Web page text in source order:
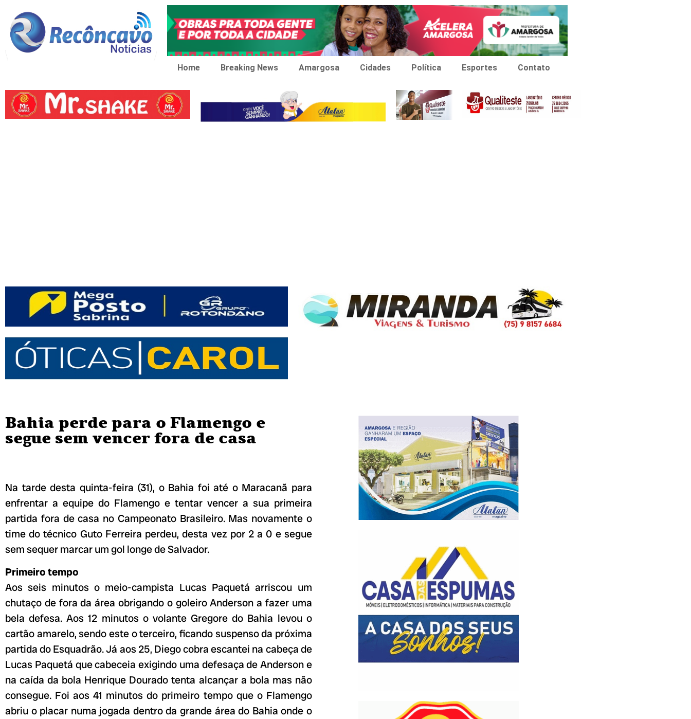
Home Breaking News Amargosa Cidades Política Esportes Contato
Bahia perde para o Flamengo e
segue sem vencer fora de casa
Na tarde desta quinta-feira (31), o Bahia foi até o Maracanã para
enfrentar a equipe do Flamengo e tentar vencer a sua primeira
partida fora de casa no Campeonato Brasileiro. Mas novamente o
time do técnico Guto Ferreira perdeu, desta vez por 2 a 0 e segue
sem sequer marcar um gol longe de Salvador.
Primeiro tempo
Aos seis minutos o meio-campista Lucas Paquetá arriscou um
chutaço de fora da área obrigando o goleiro Anderson a fazer uma
bela defesa. Aos 12 minutos o volante Gregore do Bahia levou o
cartão amarelo, sendo este o terceiro, ficando suspenso da próxima
partida do Esquadrão. Já aos 25, Diego cobra escantei na cabeça de
Lucas Paquetá que cabeceia exigindo uma defesaça de Anderson e
na caída da bola Henrique Dourado tenta alcançar a bola mas não
consegue. Foi aos 41 minutos do primeiro tempo que o Flamengo
abriu o placar numa jogada dentro da grande área do Bahia onde o